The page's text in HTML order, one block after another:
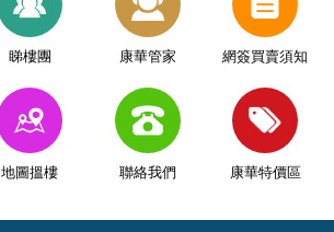
睇樓團 康華管家 網簽買賣須知
地圖搵樓 聯絡我們 康華特價區